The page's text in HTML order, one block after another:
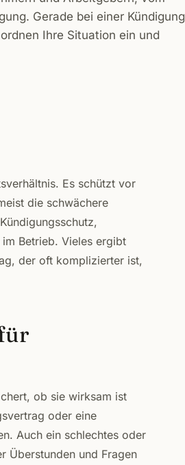
Gerade bei einer Kündigung
Ihre Situation ein und
Es schützt vor
die schwächere
Betrieb. Vieles ergibt
der oft komplizierter ist,
ob sie wirksam ist
oder eine
Auch ein schlechtes oder
Überstunden und Fragen